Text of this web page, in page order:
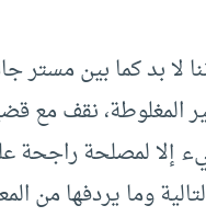
لا بد كما بين
المغلوطة، نقف مع
إلا لمصلحة راجحة
وما يردفها من